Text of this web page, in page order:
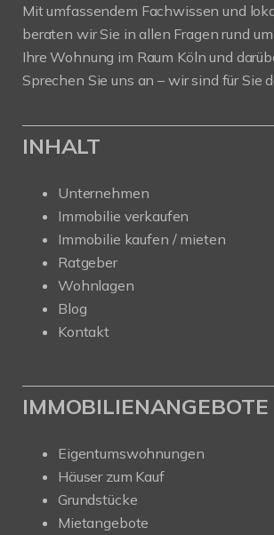
Mit umfassendem Fachwissen und
beraten wir Sie in allen Fragen rund
Ihre Wohnung im Raum Köln und
Sprechen Sie uns an – wir sind für Sie
INHALT
Unternehmen
Immobilie verkaufen
Immobilie kaufen / mieten
Ratgeber
Wohnlagen
Blog
Kontakt
IMMOBILIENANGEBOTE
Eigentumswohnungen
Häuser zum Kauf
Grundstücke
Mietangebote